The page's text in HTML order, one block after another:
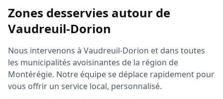
Zones desservies autour de
Vaudreuil-Dorion
Nous intervenons à Vaudreuil-Dorion et dans toutes
les municipalités avoisinantes de la région de
Montérégie. Notre équipe se déplace rapidement pour
vous offrir un service local, personnalisé.